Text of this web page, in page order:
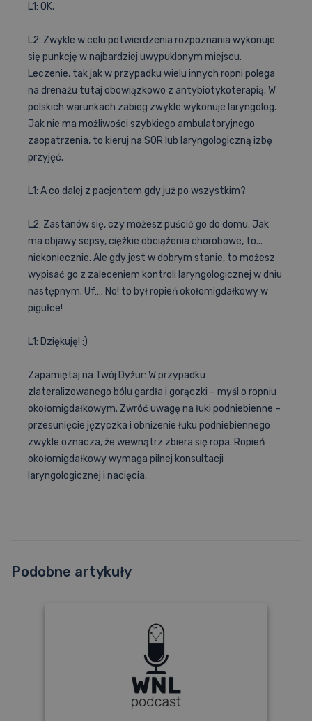
L1: OK.
L2: Zwykle w celu potwierdzenia rozpoznania wykonuje
się punkcję w najbardziej uwypuklonym miejscu.
Leczenie, tak jak w przypadku wielu innych ropni polega
na drenażu tutaj obowiązkowo z antybiotykoterapią. W
polskich warunkach zabieg zwykle wykonuje laryngolog.
Jak nie ma możliwości szybkiego ambulatoryjnego
zaopatrzenia, to kieruj na SOR lub laryngologiczną izbę
przyjęć.
L1: A co dalej z pacjentem gdy już po wszystkim?
L2: Zastanów się, czy możesz puścić go do domu. Jak
ma objawy sepsy, ciężkie obciążenia chorobowe, to...
niekoniecznie. Ale gdy jest w dobrym stanie, to możesz
wypisać go z zaleceniem kontroli laryngologicznej w dniu
następnym. Uf…. No! to był ropień okołomigdałkowy w
pigułce!
L1: Dziękuję! :)
Zapamiętaj na Twój Dyżur: W przypadku
zlateralizowanego bólu gardła i gorączki – myśl o ropniu
okołomigdałkowym. Zwróć uwagę na łuki podniebienne –
przesunięcie języczka i obniżenie łuku podniebiennego
zwykle oznacza, że wewnątrz zbiera się ropa. Ropień
okołomigdałkowy wymaga pilnej konsultacji
laryngologicznej i nacięcia.
Podobne artykuły